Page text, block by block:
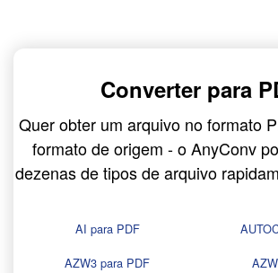
Converter para
Quer obter um arquivo no formato
formato de origem - o AnyConv
dezenas de tipos de arquivo
AI para PDF
AZW3 para PDF